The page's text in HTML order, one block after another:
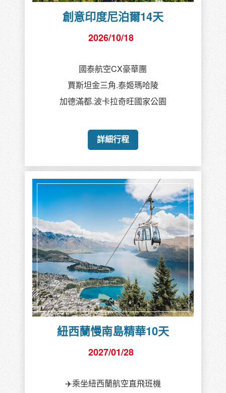
創意印度尼泊爾14天
2026/10/18
國泰航空CX豪華團
賈斯坦金三角.泰姬瑪哈陵
加德滿都.波卡拉奇旺國家公園
詳細行程
紐西蘭慢南島精華10天
2027/01/28
✈️乘坐紐西蘭航空直飛班機